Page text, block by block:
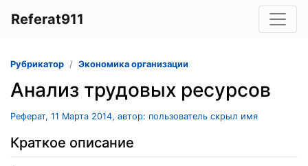
Referat911
Рубрикатор Экономика организации
Анализ трудовых ресурсов
Реферат, 11 Марта 2014, автор: пользователь скрыл имя
Краткое описание